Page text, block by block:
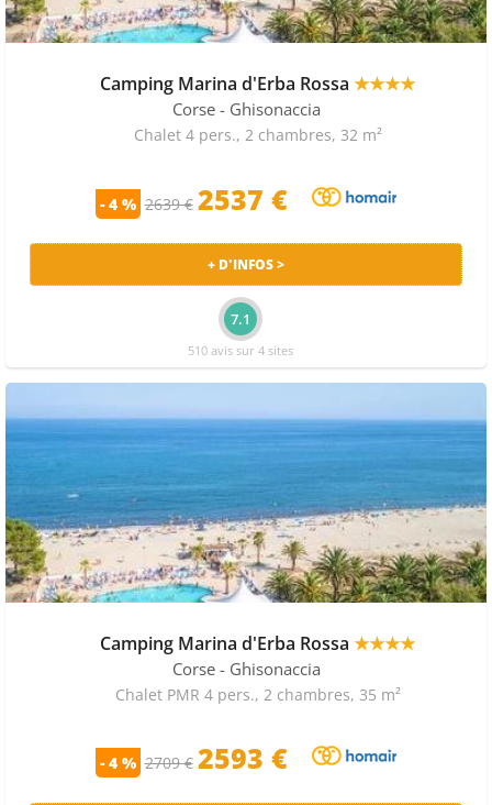
Camping Marina d'Erba Rossa ★★★★
Corse - Ghisonaccia
Chalet 4 pers., 2 chambres, 32 m²
- 4 % 2639 € 2537 €
+ D'INFOS >
7.1
510 avis sur 4 sites
Camping Marina d'Erba Rossa ★★★★
Corse - Ghisonaccia
Chalet PMR 4 pers., 2 chambres, 35 m²
- 4 % 2709 € 2593 €